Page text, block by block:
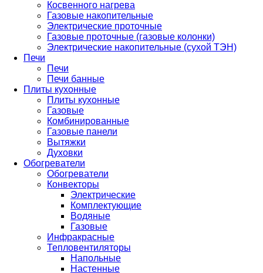
Косвенного нагрева
Газовые накопительные
Электрические проточные
Газовые проточные (газовые колонки)
Электрические накопительные (сухой ТЭН)
Печи
Печи
Печи банные
Плиты кухонные
Плиты кухонные
Газовые
Комбинированные
Газовые панели
Вытяжки
Духовки
Обогреватели
Обогреватели
Конвекторы
Электрические
Комплектующие
Водяные
Газовые
Инфракрасные
Тепловентиляторы
Напольные
Настенные